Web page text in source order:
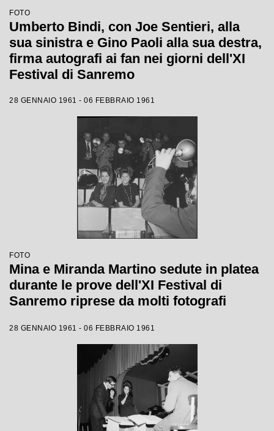
FOTO
Umberto Bindi, con Joe Sentieri, alla
sua sinistra e Gino Paoli alla sua destra,
firma autografi ai fan nei giorni dell'XI
Festival di Sanremo
28 GENNAIO 1961 - 06 FEBBRAIO 1961
FOTO
Mina e Miranda Martino sedute in platea
durante le prove dell'XI Festival di
Sanremo riprese da molti fotografi
28 GENNAIO 1961 - 06 FEBBRAIO 1961